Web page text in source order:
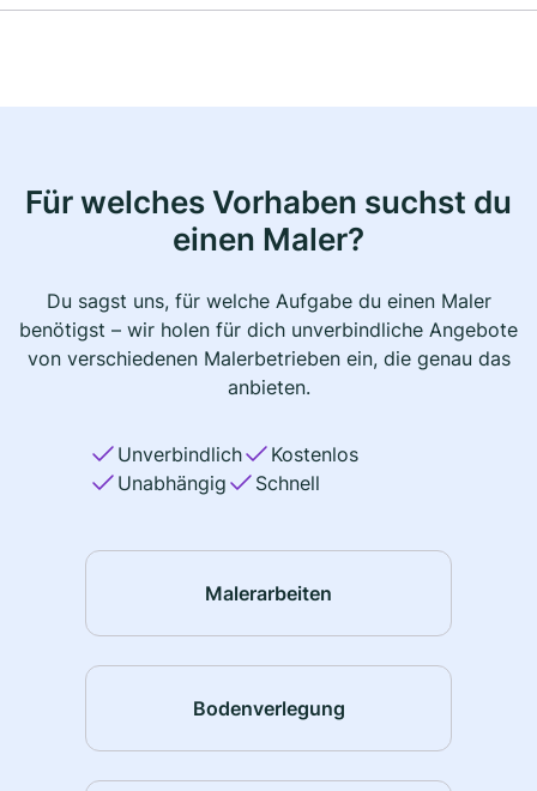
Für welches Vorhaben suchst du
einen Maler?
Du sagst uns, für welche Aufgabe du einen Maler
benötigst – wir holen für dich unverbindliche Angebote
von verschiedenen Malerbetrieben ein, die genau das
anbieten.
Unverbindlich
Kostenlos
Unabhängig
Schnell
Malerarbeiten
Bodenverlegung